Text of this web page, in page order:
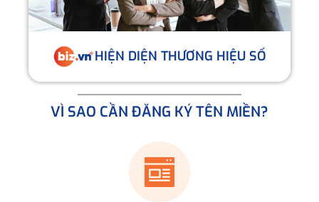
HIỆN DIỆN THƯƠNG HIỆU SỐ
VÌ SAO CẦN ĐĂNG KÝ TÊN MIỀN?